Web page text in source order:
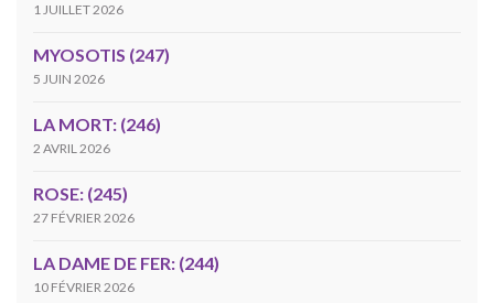
1 JUILLET 2026
MYOSOTIS (247)
5 JUIN 2026
LA MORT: (246)
2 AVRIL 2026
ROSE: (245)
27 FÉVRIER 2026
LA DAME DE FER: (244)
10 FÉVRIER 2026